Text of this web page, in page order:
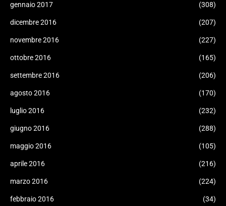
gennaio 2017 (308)
dicembre 2016 (207)
novembre 2016 (227)
ottobre 2016 (165)
settembre 2016 (206)
agosto 2016 (170)
luglio 2016 (232)
giugno 2016 (288)
maggio 2016 (105)
aprile 2016 (216)
marzo 2016 (224)
febbraio 2016 (34)